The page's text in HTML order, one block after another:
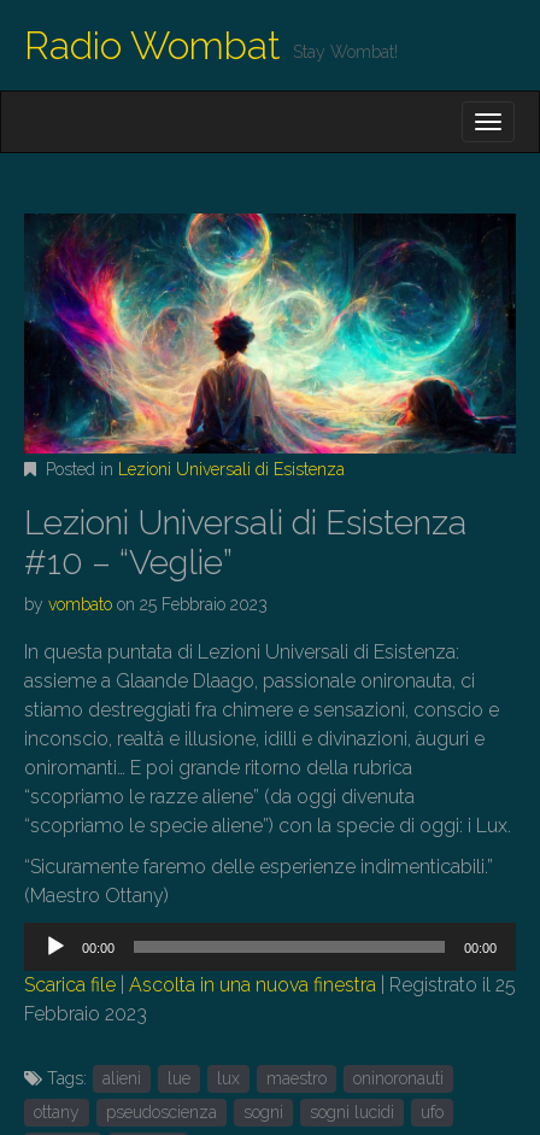
Radio Wombat Stay Wombat!
N
M
N
U
O
O
T
E
Posted in Lezioni Universali di Esistenza
Lezioni Universali di Esistenza
#10 – “Veglie”
by vombato on 25 Febbraio 2023
In questa puntata di Lezioni Universali di Esistenza:
assieme a Glaande Dlaago, passionale onironauta, ci
stiamo destreggiati fra chimere e sensazioni, conscio e
inconscio, realtà e illusione, idilli e divinazioni, àuguri e
oniromanti… E poi grande ritorno della rubrica
“scopriamo le razze aliene” (da oggi divenuta
“scopriamo le specie aliene”) con la specie di oggi: i Lux.
“Sicuramente faremo delle esperienze indimenticabili.”
(Maestro Ottany)
Audio
00:00 00:00
Scarica file Ascolta in una nuova finestra
Registrato il 25
Febbraio 2023
Tags: alieni lue lux maestro
oninoronauti
ottany
pseudoscienza sogni sogni lucidi
ufo